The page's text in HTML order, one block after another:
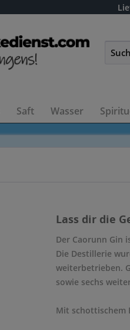
Saft Wasser
Lass dir die
Der Caorunn Gin
Die Destillerie
weiterbetrieben.
sowie sechs
Mit schottischem